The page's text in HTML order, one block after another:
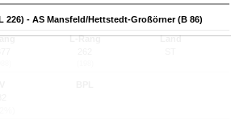
226) - AS Mansfeld/Hettstedt-Großörner (B 86)
L-Rang
Land